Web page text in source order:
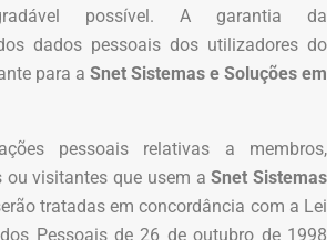
possível. A garantia da
dados pessoais dos utilizadores do
para a Snet Sistemas e Soluções em
pessoais relativas a membros,
ou visitantes que usem aSnet Sistemas
tratadas em concordância com a Lei
Pessoais de 26 de outubro de 1998